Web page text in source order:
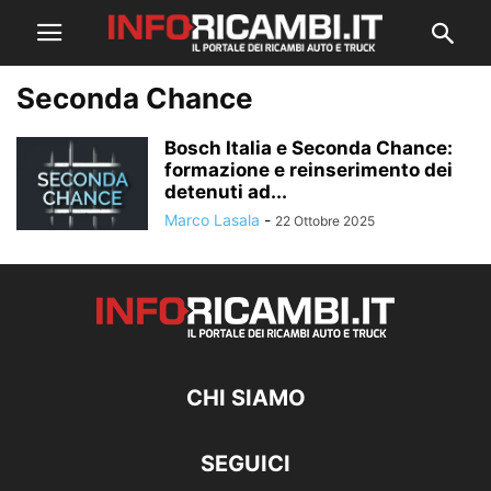
Seconda Chance
Bosch Italia e Seconda Chance:
formazione e reinserimento dei
detenuti ad...
Marco Lasala - 22 Ottobre 2025
CHI SIAMO
SEGUICI